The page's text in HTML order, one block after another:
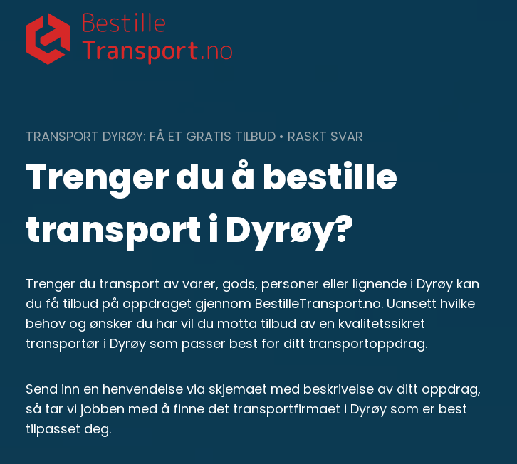
content
TRANSPORT DYRØY: FÅ ET GRATIS TILBUD • RASKT SVAR
Trenger du å bestille
transport i Dyrøy?
Trenger du transport av varer, gods, personer eller lignende i Dyrøy kan
du få tilbud på oppdraget gjennom BestilleTransport.no. Uansett hvilke
behov og ønsker du har vil du motta tilbud av en kvalitetssikret
transportør i Dyrøy som passer best for ditt transportoppdrag.
Send inn en henvendelse via skjemaet med beskrivelse av ditt oppdrag,
så tar vi jobben med å finne det transportfirmaet i Dyrøy som er best
tilpasset deg.